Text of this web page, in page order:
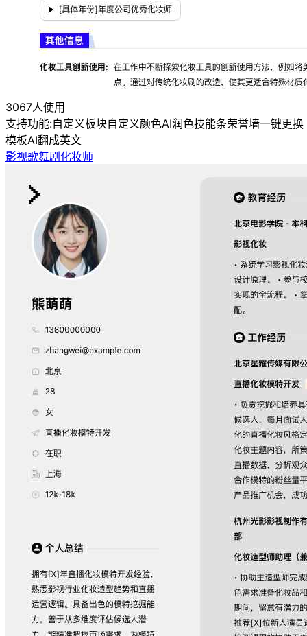
3067人使用
支持功能:自定义板块自定义颜色AI润色技能条荣誉墙一键更换
模板AI翻成英文
影视歌舞剧化妆师